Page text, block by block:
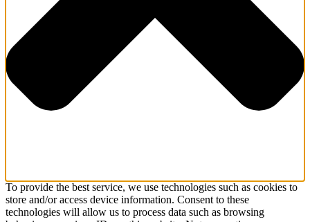
To provide the best service, we use technologies such as cookies to
store and/or access device information. Consent to these
technologies will allow us to process data such as browsing